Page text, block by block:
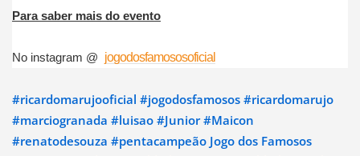
Para saber mais do evento
No instagram @ jogodosfamososoficial
#ricardomarujooficial #jogodosfamosos #ricardomarujo
#marciogranada #luisao #Junior #Maicon
#renatodesouza #pentacampeão Jogo dos Famosos